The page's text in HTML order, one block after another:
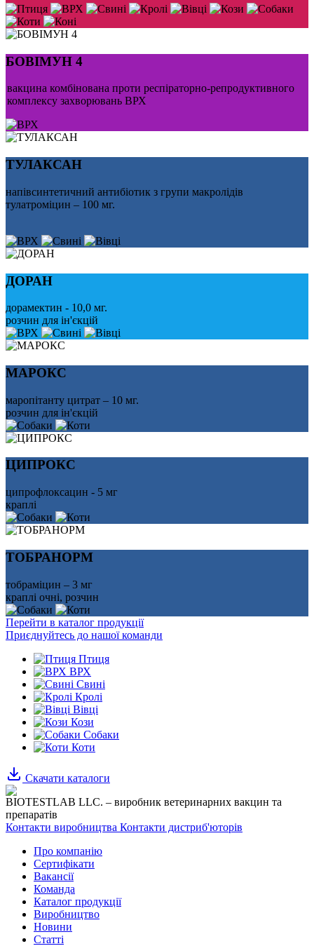
БОВІМУН 4
вакцина комбінована проти респіраторно-репродуктивного
комплексу захворювань ВРХ
ТУЛАКСАН
напівсинтетичний антибіотик з групи макролідів
тулатроміцин – 100 мг.
ДОРАН
дорамектин - 10,0 мг.
розчин для ін'єкцій
МАРОКС
маропітанту цитрат – 10 мг.
розчин для ін'єкцій
ЦИПРОКС
ципрофлоксацин - 5 мг
краплі
ТОБРАНОРМ
тобраміцин – 3 мг
краплі очні, розчин
Перейти в каталог продукції
Приєднуйтесь до нашої команди
Птиця
ВРХ
Свині
Кролі
Вівці
Кози
Собаки
Коти
Скачати каталоги
BIOTESTLAB LLC. – виробник ветеринарних вакцин та
препаратів
Контакти виробництва Контакти дистриб'юторів
Про компанію
Сертифікати
Вакансії
Команда
Каталог продукції
Виробництво
Новини
Статті